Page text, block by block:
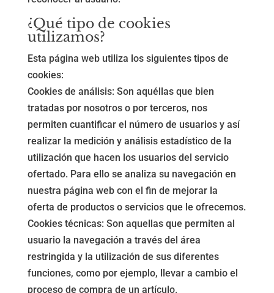
¿Qué tipo de cookies
utilizamos?
Esta página web utiliza los siguientes tipos de
cookies:
Cookies de análisis: Son aquéllas que bien
tratadas por nosotros o por terceros, nos
permiten cuantificar el número de usuarios y así
realizar la medición y análisis estadístico de la
utilización que hacen los usuarios del servicio
ofertado. Para ello se analiza su navegación en
nuestra página web con el fin de mejorar la
oferta de productos o servicios que le ofrecemos.
Cookies técnicas: Son aquellas que permiten al
usuario la navegación a través del área
restringida y la utilización de sus diferentes
funciones, como por ejemplo, llevar a cambio el
proceso de compra de un artículo.